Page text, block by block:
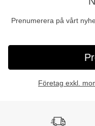
Prenumerera på vårt
Företag exkl.